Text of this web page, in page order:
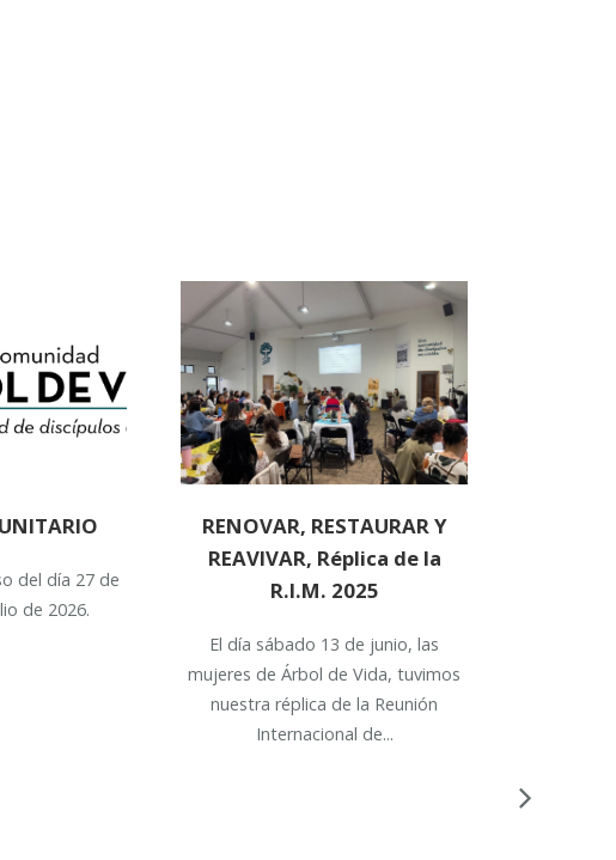
del día 27 de
de 2026.
RENOVAR, RESTAURAR Y
REAVIVAR, Réplica de la
R.I.M. 2025
El día sábado 13 de junio, las
mujeres de Árbol de Vida, tuvimos
nuestra réplica de la Reunión
Internacional de...